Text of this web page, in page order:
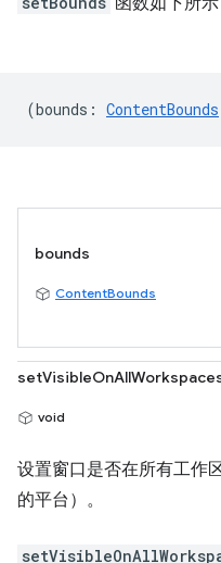
(bounds : ContentBounds
bounds
ContentBounds
void
设置窗口是否在所有工作
的平台）。